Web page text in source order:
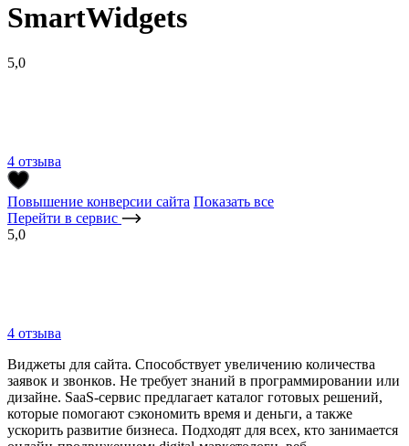
SmartWidgets
5,0
4 отзыва
Повышение конверсии сайта Показать все
Перейти в сервис
5,0
4 отзыва
Виджеты для сайта. Способствует увеличению количества
заявок и звонков. Не требует знаний в программировании или
дизайне. SaaS-сервис предлагает каталог готовых решений,
которые помогают сэкономить время и деньги, а также
ускорить развитие бизнеса. Подходят для всех, кто занимается